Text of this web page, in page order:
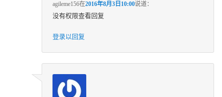
agileme156在2016年8月3日10:00说道：
没有权限查看回复
登录以回复